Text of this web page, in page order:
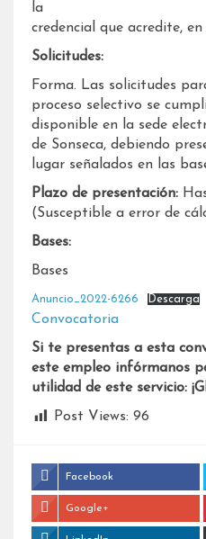
la
credencial que acredite,
Solicitudes:
Forma. Las solicitudes
proceso selectivo se
disponible en la sede
de Sonseca, debiendo
lugar señalados en las
Plazo de presentación:
(Susceptible a error de
Bases:
Bases
Anuncio_2022-6266 Descarga
Convocatoria
Si te presentas a esta
este empleo infórmanos
utilidad de este servicio:
Post Views: 96
Facebook
Google+